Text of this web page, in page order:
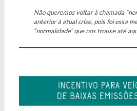
Não queremos voltar à chamada
anterior à atual crise, pois foi essa
“normalidade” que nos trouxe até